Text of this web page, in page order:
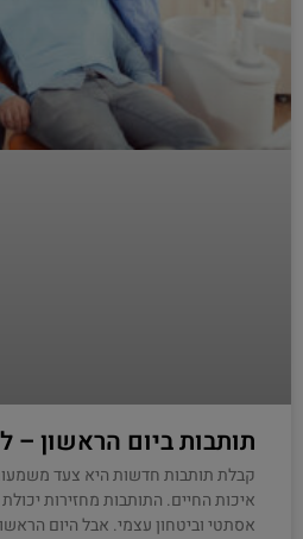
תותבות ביום הראשון –
קבלת תותבות חדשות היא צעד
איכות החיים. התותבות מחזירות
אסתטי וביטחון עצמי. אבל היום